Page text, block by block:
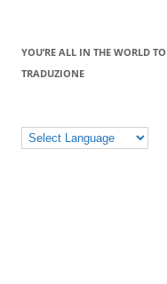
YOU’RE ALL IN THE WORLD
TRADUZIONE